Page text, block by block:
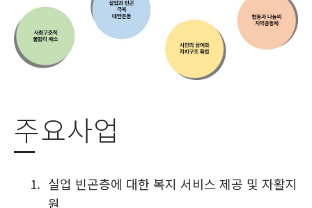
주요사업
실업 빈곤층에 대한 복지 서비스 제공 및 자활지
원